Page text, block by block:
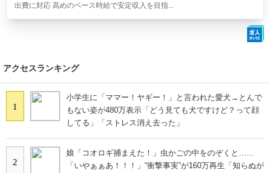
出費に対応 高めのベース時給で安定収入を目指...
アクセスランキング
1
小学生に「ママー！ヤギー！」と言われた愛犬→とんで
もない姿が480万表示「どう見ても犬ですけど？って顔
してる」「ストレス消え去った」
2
娘「コオロギ捕まえた！」虫かごの中をのぞくと……
「いやぁぁあ！！！」“衝撃事実”が160万再生「知らぬが